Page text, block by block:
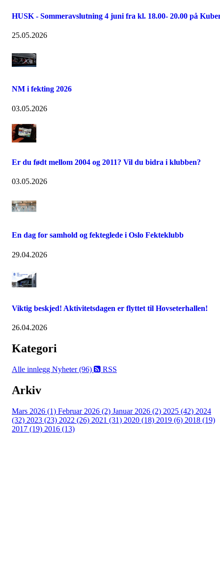
HUSK - Sommeravslutning 4 juni fra kl. 18.00- 20.00 på
25.05.2026
NM i fekting 2026
03.05.2026
Er du født mellom 2004 og 2011? Vil du bidra i klubben?
03.05.2026
En dag for samhold og fekteglede i Oslo Fekteklubb
29.04.2026
Viktig beskjed! Aktivitetsdagen er flyttet til Hovseterhallen!
26.04.2026
Kategori
Alle innlegg Nyheter (96) RSS
Arkiv
Mars 2026 (1) Februar 2026 (2) Januar 2026 (2) 2025 (42) 2024
(32) 2023 (23) 2022 (26) 2021 (31) 2020 (18) 2019 (6) 2018 (19)
2017 (19) 2016 (13)